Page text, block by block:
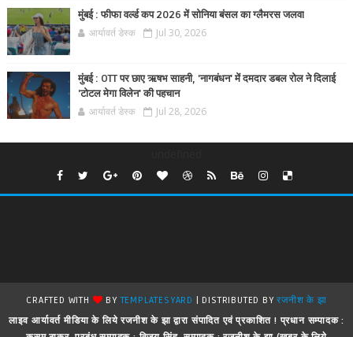
मुंबई : फीफा वर्ल्ड कप 2026 में सोनिया बंसल का ग्लैमरस जलवा
आर्यावर्त डेस्क Jul 30, 2026
मुंबई : OTT पर छाए ऋषभ साहनी, 'नागबंधन' में दमदार डबल रोल ने दिलाई
'टोटल मेगा विलेन' की पहचान
आर्यावर्त डेस्क Jul 28, 2026
CRAFTED WITH BYTEMPLATESYARD | DISTRIBUTED BYरजनीश के झा
लाइव आर्यावर्त मीडिया के लिये रजनीश के झा द्वारा संपादित एवं प्रकाशित ! प्रधान सम्पादक :